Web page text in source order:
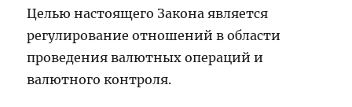
Целью настоящего Закона является
регулирование отношений в области
проведения валютных операций и
валютного контроля.